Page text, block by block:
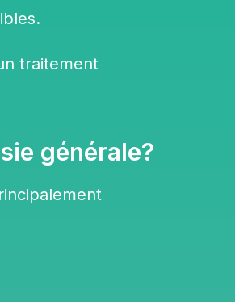
.
traitement
générale?